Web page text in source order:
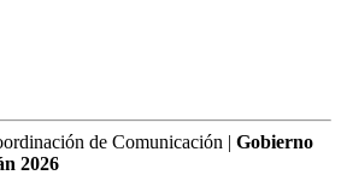
de Comunicación | Gobierno
2026